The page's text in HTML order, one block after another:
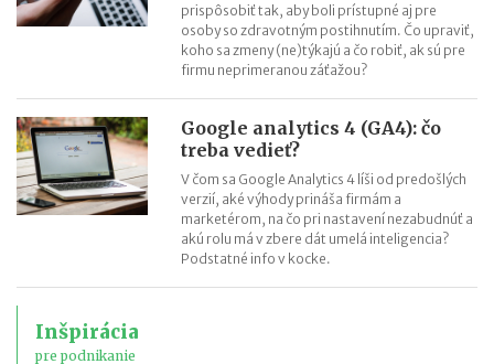
prispôsobiť tak, aby boli prístupné aj pre
osoby so zdravotným postihnutím. Čo upraviť,
koho sa zmeny (ne)týkajú a čo robiť, ak sú pre
firmu neprimeranou záťažou?
Google analytics 4 (GA4): čo
treba vedieť?
V čom sa Google Analytics 4 líši od predošlých
verzií, aké výhody prináša firmám a
marketérom, na čo pri nastavení nezabudnúť a
akú rolu má v zbere dát umelá inteligencia?
Podstatné info v kocke.
Inšpirácia
pre podnikanie